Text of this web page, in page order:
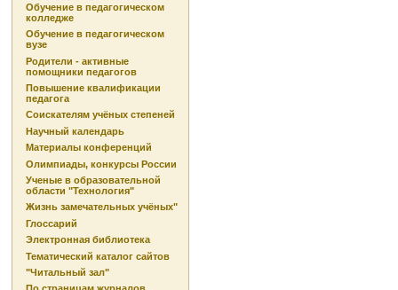
Обучение в педагогическом
колледже
Обучение в педагогическом
вузе
Родители - активные
помощники педагогов
Повышение квалификации
педагога
Соискателям учёных степеней
Научный календарь
Материалы конференций
Олимпиады, конкурсы России
Ученые в образовательной
области "Технология"
Жизнь замечательных учёных"
Глоссарий
Электронная библиотека
Тематический каталог сайтов
"Читальный зал"